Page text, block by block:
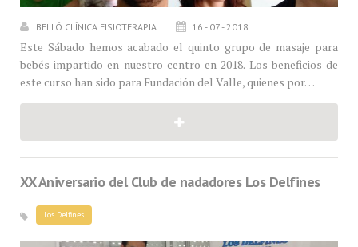
BELLÓ CLÍNICA FISIOTERAPIA 16 - 07 - 2018
Este Sábado hemos acabado el quinto grupo de masaje para
bebés impartido en nuestro centro en 2018. Los beneficios de
este curso han sido para Fundación del Valle, quienes por…
XX Aniversario del Club de nadadores Los Delfines
Los Delfines